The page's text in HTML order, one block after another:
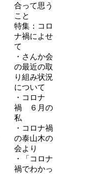
合って思う
こと
特集：コロ
ナ禍によせ
て
・さんか会
の最近の取
り組み状況
について
・コロナ
禍 ６月の
私
・コロナ禍
の泰山木の
会より
・「コロナ
禍でわかっ